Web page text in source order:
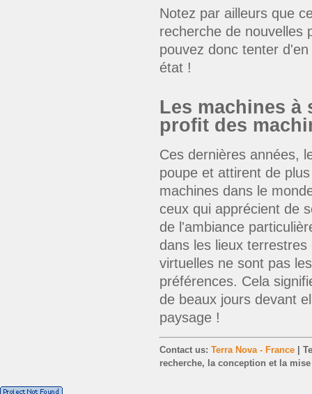
Notez par ailleurs que
recherche de nouvelles
pouvez donc tenter
état !
Les machines à
profit des
Ces dernières années,
poupe et attirent de
machines dans le
ceux qui apprécient de
de l'ambiance
dans les lieux
virtuelles ne sont pas
préférences. Cela
de beaux jours devant
paysage !
Contact us: Terra Nova - France |
recherche, la conception et la